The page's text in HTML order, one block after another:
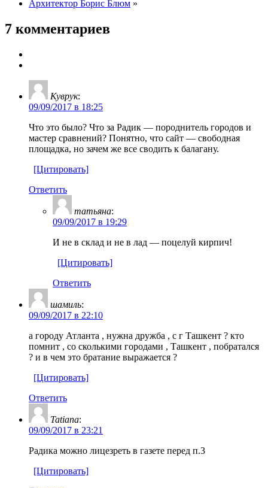
Архитектор Борис Блюм »
7 комментариев
Куврук:
09/09/2017 в 18:25
Что это было? Что за Радик — породнитель городов и
мастер сравнений? Понятно, что сайт — свободная
площадка, но зачем же все сводить к балагану.
[Цитировать]
Ответить
татьяна:
09/09/2017 в 19:29
И не в склад и не в лад — поцелуй кирпич!
[Цитировать]
Ответить
шамиль:
09/09/2017 в 22:10
а городу Атланта , нужна дружба , с г Ташкент ? кто
помнит , со сколькими городами , Ташкент , побратался
? и в чем это братание выражается ?
[Цитировать]
Ответить
Tatiana:
09/09/2017 в 23:21
Радика можно лицезреть в газете перед п.3
[Цитировать]